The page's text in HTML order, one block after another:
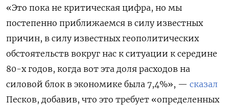
«Это пока не критическая цифра, но мы
постепенно приближаемся в силу известных
причин, в силу известных геополитических
обстоятельств вокруг нас к ситуации к середине
80-х годов, когда вот эта доля расходов на
силовой блок в экономике была 7,4%», — сказал
Песков, добавив, что это требует «определенных